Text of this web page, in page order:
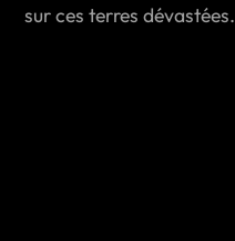
sur ces terres dévastées.